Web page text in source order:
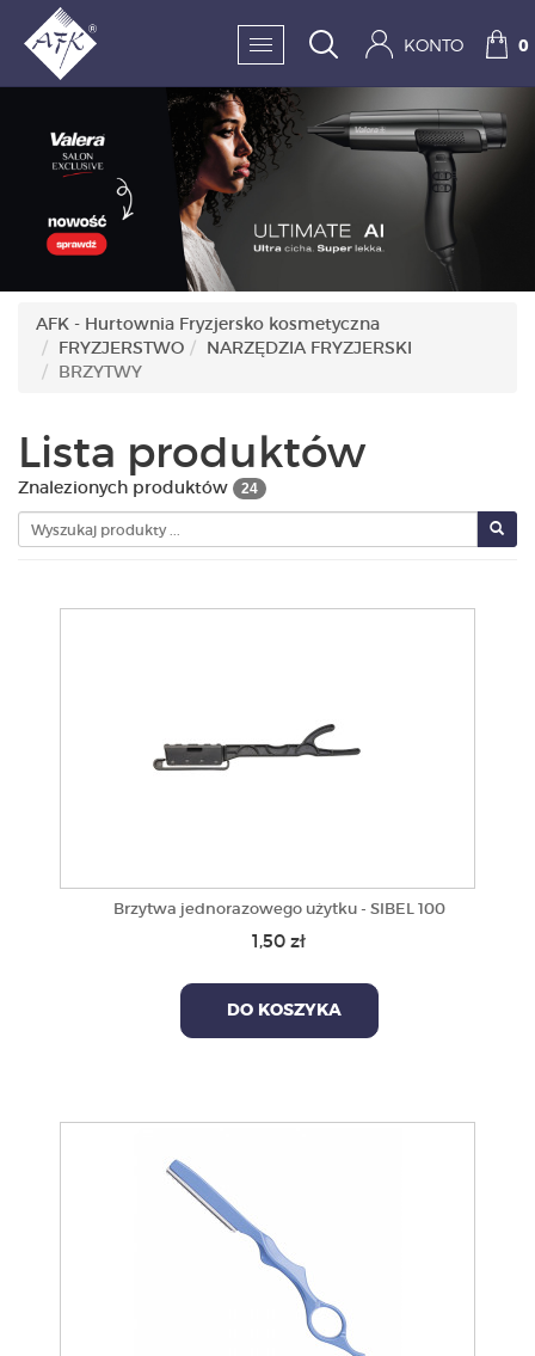
SKLEP:
FRYZJERSTWO
KOSMETYKA
HIGIENA I DEZYNFEKC
PAZNOKCIE
MĘŻCZYZNA
KONTAKT
KONTO 0
AFK - Hurtownia Fryzjersko kosmetyczna
FRYZJERSTWO
NARZĘDZIA FRYZJERSKI
BRZYTWY
Lista produktów
Znalezionych produktów 24
Brzytwa jednorazowego użytku - SIBEL 100
1,50 zł
DO KOSZYKA